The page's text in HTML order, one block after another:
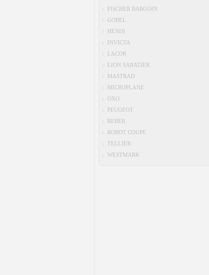
FISCHER BARGOIN
GOBEL
HENDI
INVICTA
LACOR
LION SABATIER
MASTRAD
MICROPLANE
OXO
PEUGEOT
REBER
ROBOT COUPE
TELLIER
WESTMARK